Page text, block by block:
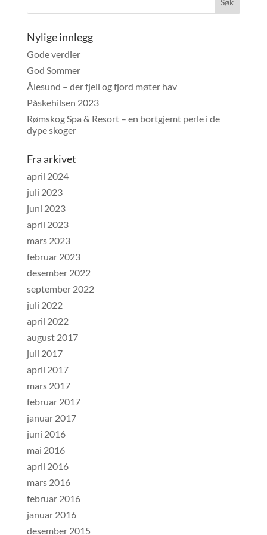
Nylige innlegg
Gode verdier
God Sommer
Ålesund – der fjell og fjord møter hav
Påskehilsen 2023
Rømskog Spa & Resort – en bortgjemt perle i de
dype skoger
Fra arkivet
april 2024
juli 2023
juni 2023
april 2023
mars 2023
februar 2023
desember 2022
september 2022
juli 2022
april 2022
august 2017
juli 2017
april 2017
mars 2017
februar 2017
januar 2017
juni 2016
mai 2016
april 2016
mars 2016
februar 2016
januar 2016
desember 2015